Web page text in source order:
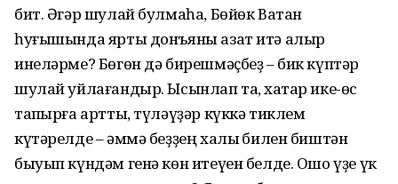
бит. Әгәр шулай булмаһа, Бөйөк Ватан
һуғышында ярты донъяны азат итә алыр
инеләрме? Бөгөн дә бирешмәҫбеҙ – бик күптәр
шулай уйлағандыр. Ысынлап та, хаҡтар ике-өс
тапҡырға артты, түләүҙәр күккә тиклем
күтәрелде – әммә беҙҙең халыҡ билен биштән
быуып күндәм генә көн итеүен белде. Ошо үҙе үк